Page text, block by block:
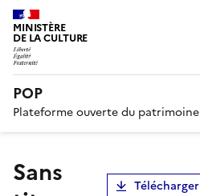
MINISTÈRE
DE LA CULTURE
POP
Plateforme ouverte du patrimoine
Sans
Télécharger